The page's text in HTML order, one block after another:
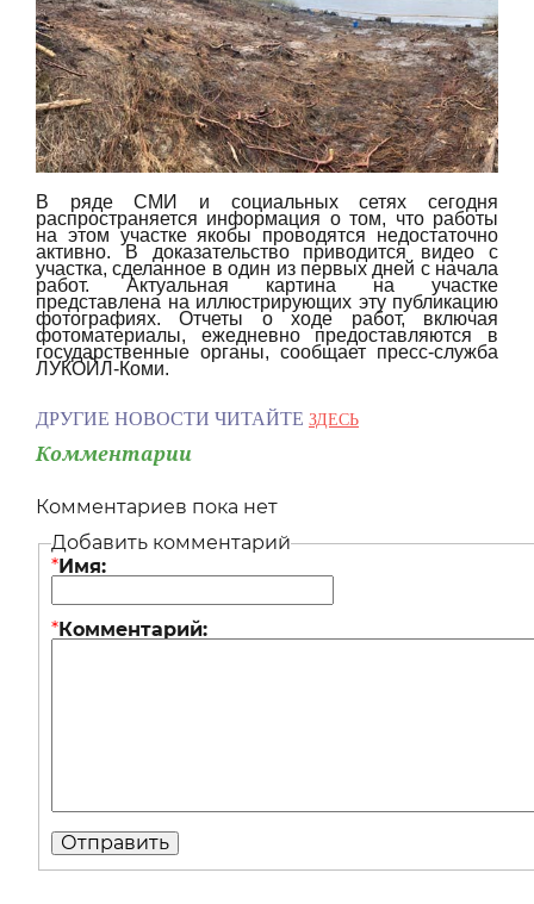
В ряде СМИ и социальных сетях сегодня
распространяется информация о том, что работы
на этом участке якобы проводятся недостаточно
активно. В доказательство приводится видео с
участка, сделанное в один из первых дней с начала
работ. Актуальная картина на участке
представлена на иллюстрирующих эту публикацию
фотографиях. Отчеты о ходе работ, включая
фотоматериалы, ежедневно предоставляются в
государственные органы, сообщает пресс-служба
ЛУКОЙЛ-Коми.
ДРУГИЕ НОВОСТИ ЧИТАЙТЕ ЗДЕСЬ
Комментарии
Комментариев пока нет
Добавить комментарий
*Имя:
*Комментарий: